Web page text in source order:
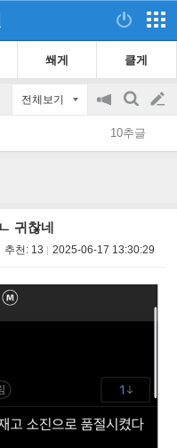
쐐게 클게
전체보기
공
지
on/off
검
색
글
쓰
10추글
귀찮네
추천: 13 2025-06-17 13:30:29